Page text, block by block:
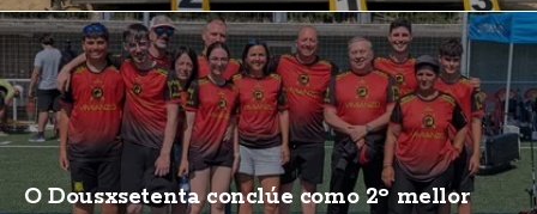
O Dousxsetenta conclúe como 2º mellor